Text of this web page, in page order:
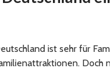
ist sehr für
Doch